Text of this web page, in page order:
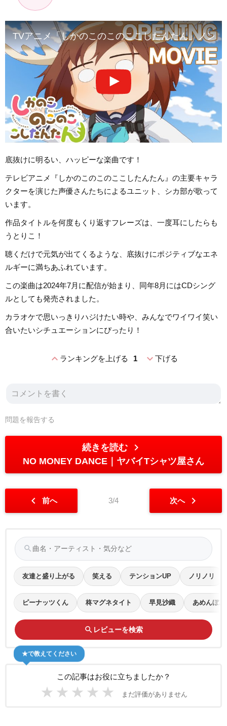
TVアニメ「しかのこのこのここしたんたん」ノン
底抜けに明るい、ハッピーな楽曲です！
テレビアニメ『しかのこのこのここしたんたん』の主要キャラ
クターを演じた声優さんたちによるユニット、シカ部が歌って
います。
作品タイトルを何度もくり返すフレーズは、一度耳にしたらも
うとりこ！
聴くだけで元気が出てくるような、底抜けにポジティブなエネ
ルギーに満ちあふれています。
この楽曲は2024年7月に配信が始まり、同年8月にはCDシング
ルとしても発売されました。
カラオケで思いっきりハジけたい時や、みんなでワイワイ笑い
合いたいシチュエーションにぴったり！
expand_lessランキングを上げる 1 expand_more下げる
問題を報告する
続きを読む chevron_right
NO MONEY DANCE ヤバイTシャツ屋さん
chevron_left 前へ 3/4 次へ chevron_right
search
友達と盛り上がる 笑える テンションUP ノリノリ
ピーナッツくん 柊マグネタイト 早見沙織 あめんぼぷ
search レビューを検索
この記事はお役に立ちましたか？
★ ★ ★ ★ ★ まだ評価がありません
★で教えてください